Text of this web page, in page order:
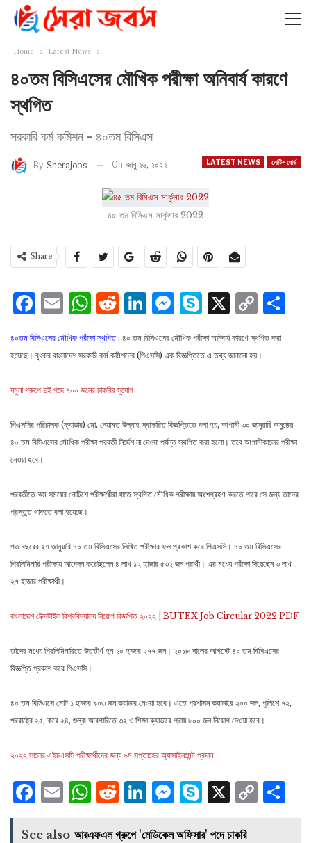
Home Latest News
৪০তম বিসিএসের মৌখিক পরীক্ষা অনিবার্য কারণে
স্থগিত
সরকারি কর্ম কমিশন - ৪০তম বিসিএস
LATEST NEWS নোটিশ বোর্ড
By Sherajobs On জানু ২৬, ২০২২
৪৫ তম বিসিএস সার্কুলার 2022
Share
Facebook
Email
WhatsApp
Reddit
LinkedIn
Messenger
Skype
X
৪০তম বিসিএসের মৌখিক পরীক্ষা স্থগিত: ৪০ তম বিসিএসের মৌখিক পরীক্ষা অনিবার্য কারণে স্থগিত করা
হয়েছে। বুধবার বাংলাদেশ সরকারি কর্ম কমিশনের (পিএসসি) এক বিজ্ঞপ্তিতে এ তথ্য জানানো হয়।
যমুনা গ্রুপে দুই পদে ৭০০ জনের চাকরির সুযোগ
পিএসসির পরিচালক (ক্যাডার) মো. নেয়ামত উল্যাহ স্বাক্ষরিত বিজ্ঞপ্তিতে বলা হয়, আগামী ৩০ জানুয়ারি অনুষ্ঠেয়
৪০ তম বিসিএসের মৌখিক পরীক্ষা পরবর্তী নির্দেশ না দেওয়া পর্যন্ত স্থগিত করা হলো। তবে আগামীকালের পরীক্ষা
নেওয়া হবে।
পরবর্তীতে কম সময়ের নোটিশে পরীক্ষার্থীরা যাতে স্থগিত মৌখিক পরীক্ষায় অংশগ্রহণ করতে পারে সে জন্য তাদের
প্রস্তুত থাকতে বলা হয়েছে।
গত বছরের ২৭ জানুয়ারি ৪০ তম বিসিএসের লিখিত পরীক্ষার ফল প্রকাশ করে পিএসসি। ৪০ তম বিসিএসের
প্রিলিমিনারি পরীক্ষায় আবেদন করেছিলেন ৪ লাখ ১২ হাজার ৫৩২ জন প্রার্থী। এর মধ্যে পরীক্ষা দিয়েছেন ৩ লাখ
২৭ হাজার পরীক্ষার্থী।
বাংলাদেশ টেক্সটাইল বিশ্ববিদ্যালয় নিয়োগ বিজ্ঞপ্তি ২০২২ | BUTEX Job Circular 2022 PDF
তাঁদের মধ্যে প্রিলিমিনারিতে উত্তীর্ণ হন ২০ হাজার ২৭৭ জন। ২০১৮ সালের আগস্টে ৪০ তম বিসিএসের
বিজ্ঞপ্তি প্রকাশ করে পিএসসি।
৪০ তম বিসিএসে মোট ১ হাজার ৯০৩ জন ক্যাডার নেওয়া হবে। এতে প্রশাসন ক্যাডারে ২০০ জন, পুলিশে ৭২,
পররাষ্ট্রে ২৫, করে ২৪, শুল্ক আবগারিতে ৩২ ও শিক্ষা ক্যাডারে প্রায় ৮০০ জন নিয়োগ দেওয়া হবে।
২০২২ সালের এইচএসসি পরীক্ষার্থীদের জন্য ৯ম সপ্তাহের অ্যাসাইনমেন্ট প্রদান
Facebook
Email
WhatsApp
Reddit
LinkedIn
Messenger
Skype
X
See also আরএফএল গ্রুপে 'মেডিকেল অফিসার' পদে চাকরি